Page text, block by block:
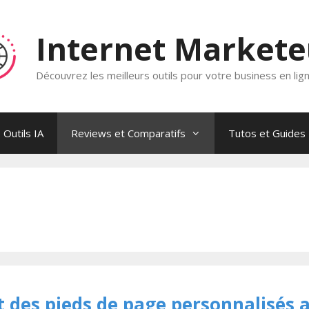
Internet
Découvrez les meilleurs outils pour votre business en
Outils IA Reviews et Comparatifs Tutos et Guides